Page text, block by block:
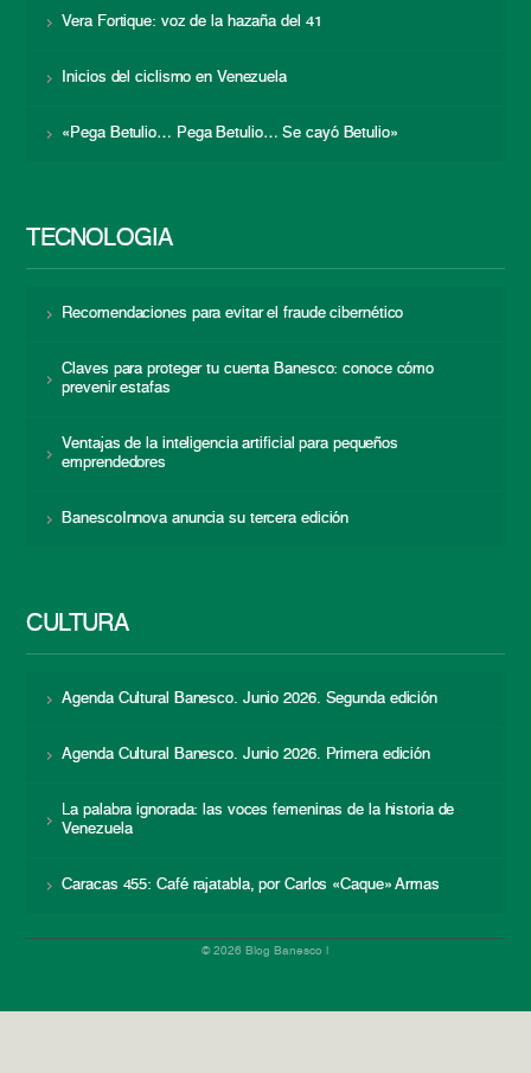
Vera Fortique: voz de la hazaña del 41
Inicios del ciclismo en Venezuela
«Pega Betulio… Pega Betulio… Se cayó Betulio»
TECNOLOGÍA
Recomendaciones para evitar el fraude cibernético
Claves para proteger tu cuenta Banesco: conoce cómo
prevenir estafas
Ventajas de la inteligencia artificial para pequeños
emprendedores
BanescoInnova anuncia su tercera edición
CULTURA
Agenda Cultural Banesco. Junio 2026. Segunda edición
Agenda Cultural Banesco. Junio 2026. Primera edición
La palabra ignorada: las voces femeninas de la historia de
Venezuela
Caracas 455: Café rajatabla, por Carlos «Caque» Armas
© 2026 Blog Banesco |